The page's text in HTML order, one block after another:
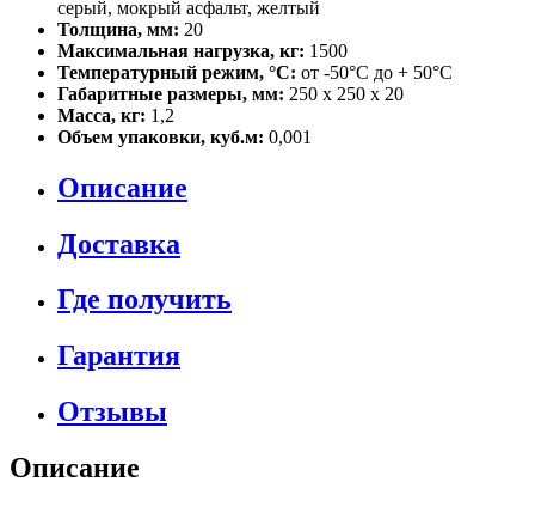
серый, мокрый асфальт, желтый
Толщина, мм: 20
Максимальная нагрузка, кг: 1500
Температурный режим, °C: от -50°C до + 50°C
Габаритные размеры, мм: 250 х 250 х 20
Масса, кг: 1,2
Объем упаковки, куб.м: 0,001
Описание
Доставка
Где получить
Гарантия
Отзывы
Описание